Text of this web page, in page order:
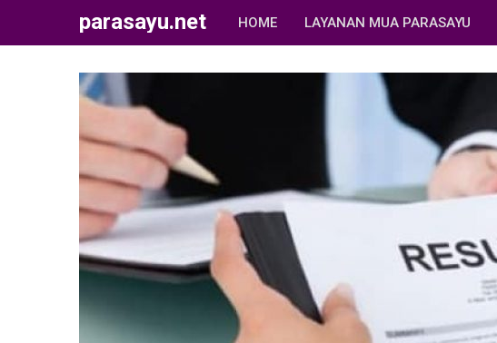
parasayu.net HOME LAYANAN MUA PARASAYU